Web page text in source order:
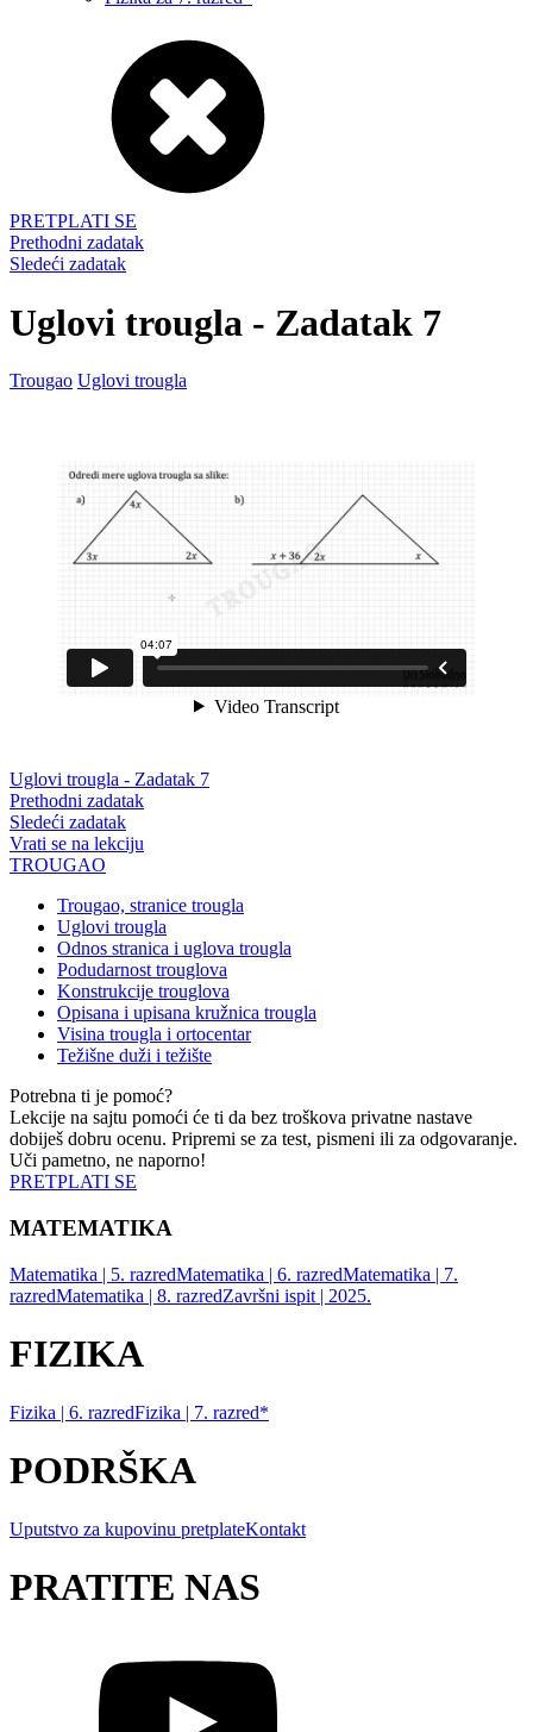
PRETPLATI SE
Prethodni zadatak
Sledeći zadatak
Uglovi trougla - Zadatak 7
Trougao Uglovi trougla
Uglovi trougla - Zadatak 7
Prethodni zadatak
Sledeći zadatak
Vrati se na lekciju
TROUGAO
Trougao, stranice trougla
Uglovi trougla
Odnos stranica i uglova trougla
Podudarnost trouglova
Konstrukcije trouglova
Opisana i upisana kružnica trougla
Visina trougla i ortocentar
Težišne duži i težište
Potrebna ti je pomoć?
Lekcije na sajtu pomoći će ti da bez troškova privatne nastave
dobiješ dobru ocenu. Pripremi se za test, pismeni ili za odgovaranje.
Uči pametno, ne naporno!
PRETPLATI SE
MATEMATIKA
Matematika | 5. razredMatematika | 6. razredMatematika | 7.
razredMatematika | 8. razredZavršni ispit | 2025.
FIZIKA
Fizika | 6. razredFizika | 7. razred*
PODRŠKA
Uputstvo za kupovinu pretplateKontakt
PRATITE NAS